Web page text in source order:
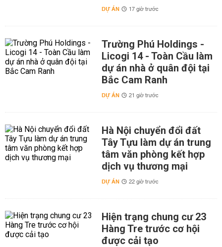
DỰ ÁN 17 giờ trước
Trường Phú Holdings -
Licogi 14 - Toàn Cầu làm
dự án nhà ở quân đội tại
Bắc Cam Ranh
DỰ ÁN 21 giờ trước
Hà Nội chuyển đổi đất
Tây Tựu làm dự án trung
tâm văn phòng kết hợp
dịch vụ thương mại
DỰ ÁN 22 giờ trước
Hiện trạng chung cư 23
Hàng Tre trước cơ hội
được cải tạo